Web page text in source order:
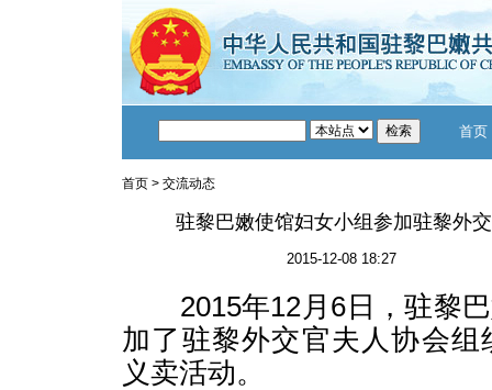
首页
首页 > 交流动态
驻黎巴嫩使馆妇女小组参加驻黎外
2015-12-08 18:27
2015年12月6日，驻黎巴
加了驻黎外交官夫人协会组
义卖活动。